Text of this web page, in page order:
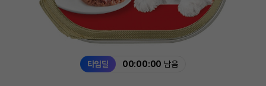
타임딜 00:00:00 남음